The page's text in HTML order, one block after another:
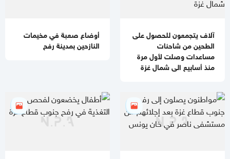
آلاف يتجمعون للحصول على
الطحين من شاحنات
مساعدات وصلت لأول مرة
منذ أسابيع الى شمال غزة
أوضاع صعبة في مخيمات
النازحين بمدينة رفح